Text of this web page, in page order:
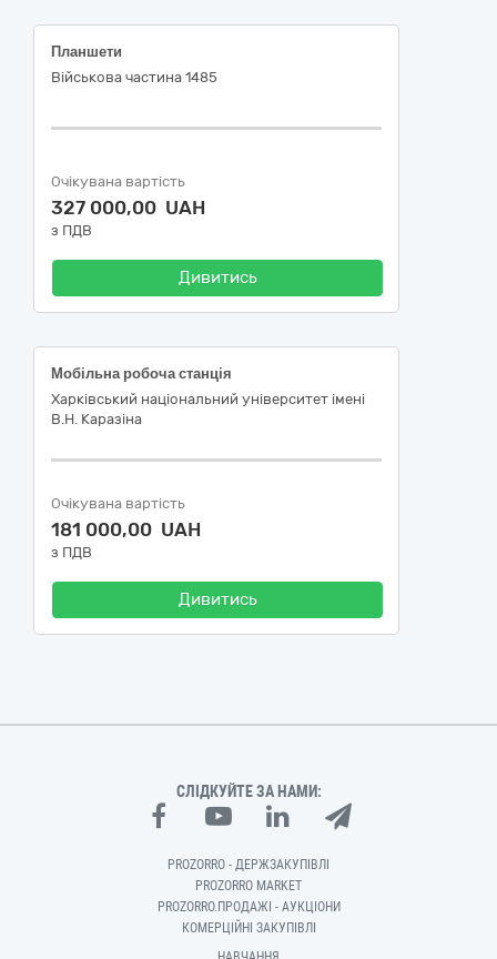
Планшети
Військова частина 1485
Очікувана вартість
327 000,00 UAH
з ПДВ
Дивитись
Мобільна робоча станція
Харківський національний університет імені
В.Н. Каразіна
Очікувана вартість
181 000,00 UAH
з ПДВ
Дивитись
СЛІДКУЙТЕ ЗА НАМИ:
PROZORRO - ДЕРЖЗАКУПІВЛІ
PROZORRO MARKET
PROZORRO.ПРОДАЖІ - АУКЦІОНИ
КОМЕРЦІЙНІ ЗАКУПІВЛІ